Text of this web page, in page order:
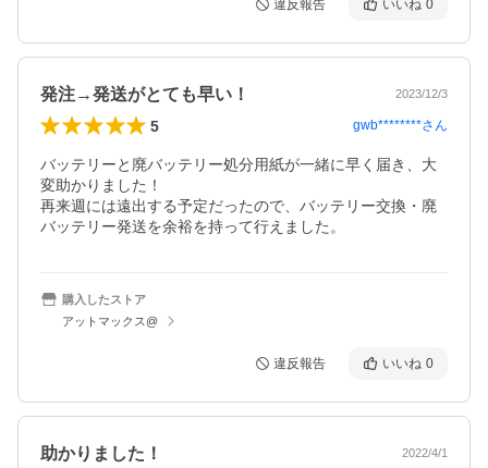
違反報告 いいね 0
発注→発送がとても早い！ 2023/12/3
5 gwb********さん
バッテリーと廃バッテリー処分用紙が一緒に早く届き、大
変助かりました！
再来週には遠出する予定だったので、バッテリー交換・廃
バッテリー発送を余裕を持って行えました。
購入したストア
アットマックス@
違反報告 いいね 0
助かりました！ 2022/4/1